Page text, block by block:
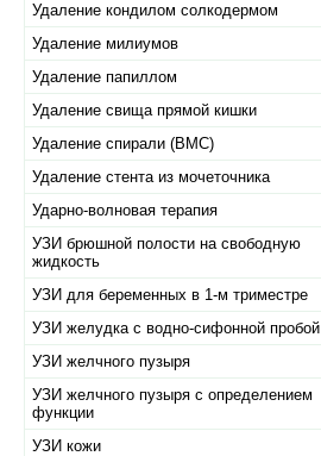
Удаление кондилом солкодермом
Удаление милиумов
Удаление папиллом
Удаление свища прямой кишки
Удаление спирали (ВМС)
Удаление стента из мочеточника
Ударно-волновая терапия
УЗИ брюшной полости на свободную
жидкость
УЗИ для беременных в 1-м триместре
УЗИ желудка с водно-сифонной пробой
УЗИ желчного пузыря
УЗИ желчного пузыря с определением
функции
УЗИ кожи